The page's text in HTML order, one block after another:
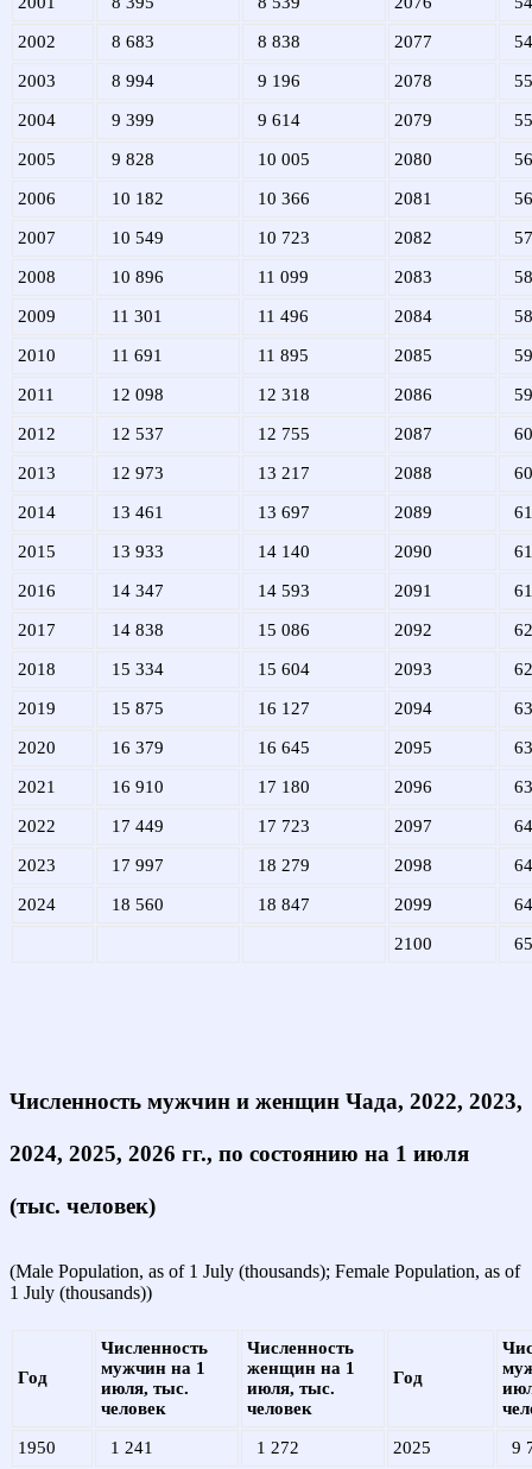
2002 8 683 8 838 2077
2003 8 994 9 196 2078
2004 9 399 9 614 2079
2005 9 828 10 005 2080
2006 10 182 10 366 2081
2007 10 549 10 723 2082
2008 10 896 11 099 2083
2009 11 301 11 496 2084
2010 11 691 11 895 2085
2011 12 098 12 318 2086
2012 12 537 12 755 2087
2013 12 973 13 217 2088
2014 13 461 13 697 2089
2015 13 933 14 140 2090
2016 14 347 14 593 2091
2017 14 838 15 086 2092
2018 15 334 15 604 2093
2019 15 875 16 127 2094
2020 16 379 16 645 2095
2021 16 910 17 180 2096
2022 17 449 17 723 2097
2023 17 997 18 279 2098
2024 18 560 18 847 2099
2100
Численность мужчин и женщин Чада, 2022, 2023,
2024, 2025, 2026 гг., по состоянию на 1 июля
(тыс. человек)
(Male Population, as of 1 July (thousands); Female Population, as of
1 July (thousands))
Год
Численность
мужчин на 1
июля, тыс.
человек
Численность
женщин на 1
июля, тыс.
человек
Год
1950 1 241 1 272 2025 9